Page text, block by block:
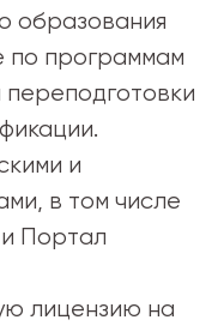
образования
по программам
и
в том числе
Портал
лицензию на